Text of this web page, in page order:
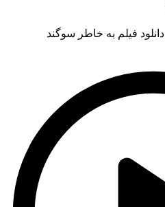
دانلود فیلم به خاطر سوگند